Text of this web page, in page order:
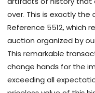
over. This is exactly the
Reference 5512, which
auction organized by
This remarkable
change hands for the
exceeding all